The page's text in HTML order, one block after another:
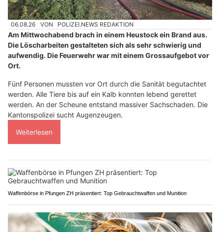
06.08.26 VON POLIZEI.NEWS REDAKTION
Am Mittwochabend brach in einem Heustock ein Brand aus.
Die Löscharbeiten gestalteten sich als sehr schwierig und
aufwendig. Die Feuerwehr war mit einem Grossaufgebot vor
Ort.
Fünf Personen mussten vor Ort durch die Sanität begutachtet
werden. Alle Tiere bis auf ein Kalb konnten lebend gerettet
werden. An der Scheune entstand massiver Sachschaden. Die
Kantonspolizei sucht Augenzeugen.
Weiterlesen
Waffenbörse in Pfungen ZH präsentiert: Top Gebrauchtwaffen und Munition